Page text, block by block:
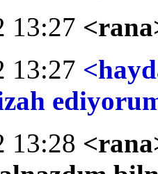
13:27
13:27
13:28